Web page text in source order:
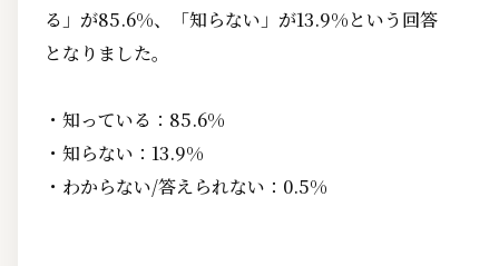
る」が85.6%、「知らない」が13.9%という回答
となりました。
・知っている：85.6%
・知らない：13.9%
・わからない/答えられない：0.5%